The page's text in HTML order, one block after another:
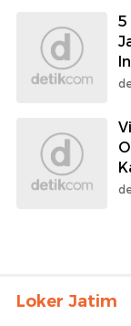
5
Loker Jatim